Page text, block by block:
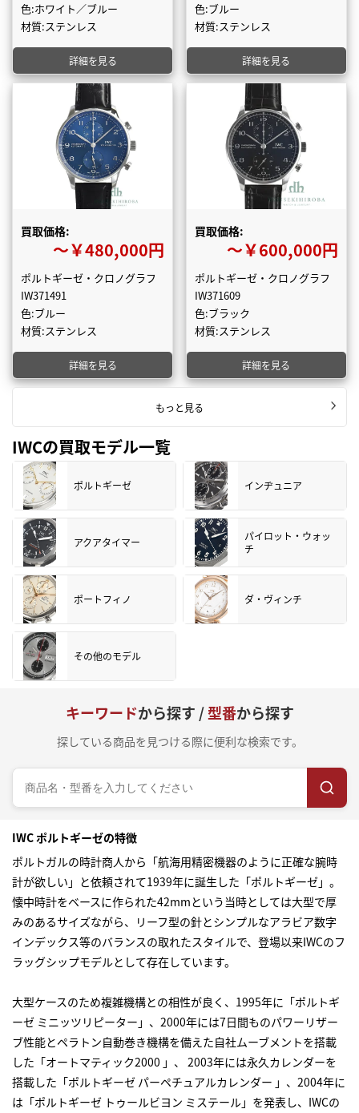
色:ホワイト／ブルー
材質:ステンレス
詳細を見る
色:ブルー
材質:ステンレス
詳細を見る
買取価格:
〜￥480,000円
ポルトギーゼ・クロノグラフ
IW371491
色:ブルー
材質:ステンレス
詳細を見る
買取価格:
〜￥600,000円
ポルトギーゼ・クロノグラフ
IW371609
色:ブラック
材質:ステンレス
詳細を見る
もっと見る
IWCの買取モデル一覧
ポルトギーゼ インヂュニア
アクアタイマー
パイロット・ウォッ
チ
ポートフィノ ダ・ヴィンチ
その他のモデル
キーワードから探す /型番から探す
探している商品を見つける際に便利な検索です。
IWC ポルトギーゼの特徴
ポルトガルの時計商人から「航海用精密機器のように正確な腕時
計が欲しい」と依頼されて1939年に誕生した「ポルトギーゼ」。
懐中時計をベースに作られた42mmという当時としては大型で厚
みのあるサイズながら、リーフ型の針とシンプルなアラビア数字
インデックス等のバランスの取れたスタイルで、登場以来IWCのフ
ラッグシップモデルとして存在しています。
大型ケースのため複雑機構との相性が良く、1995年に「ポルトギ
ーゼ ミニッツリピーター」、2000年には7日間ものパワーリザー
ブ性能とペラトン自動巻き機構を備えた自社ムーブメントを搭載
した「オートマティック2000 」、 2003年には永久カレンダーを
搭載した「ポルトギーゼ パーペチュアルカレンダー 」、2004年に
は「ポルトギーゼ トゥールビヨン ミステール」を発表し、IWCの